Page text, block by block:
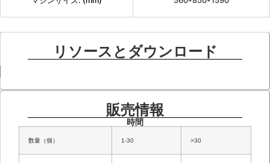
リソースとダウンロード
販売情報
時間
数量（個） 1-30 >30